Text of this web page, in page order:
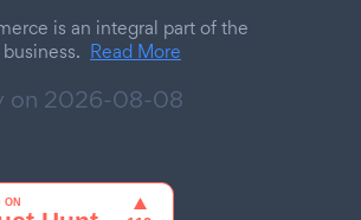
is an integral part of the
Read More
on 2026-08-08